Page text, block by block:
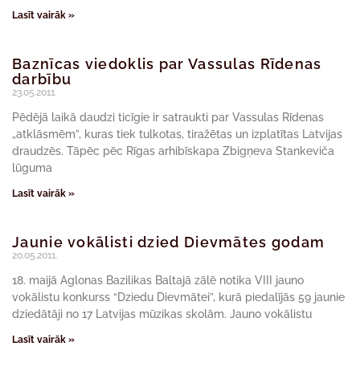
Lasīt vairāk »
Baznīcas viedoklis par Vassulas Rīdenas
darbību
23.05.2011.
Pēdējā laikā daudzi ticīgie ir satraukti par Vassulas Rīdenas
„atklāsmēm”, kuras tiek tulkotas, tiražētas un izplatītas Latvijas
draudzēs. Tāpēc pēc Rīgas arhibīskapa Zbigņeva Stankeviča
lūguma
Lasīt vairāk »
Jaunie vokālisti dzied Dievmātes godam
20.05.2011.
18. maijā Aglonas Bazilikas Baltajā zālē notika VIII jauno
vokālistu konkurss “Dziedu Dievmātei”, kurā piedalījās 59 jaunie
dziedātāji no 17 Latvijas mūzikas skolām. Jauno vokālistu
Lasīt vairāk »